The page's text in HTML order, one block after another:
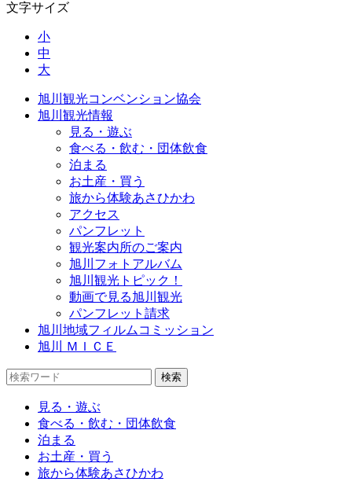
文字サイズ
小
中
大
旭川観光コンベンション協会
旭川観光情報
見る・遊ぶ
食べる・飲む・団体飲食
泊まる
お土産・買う
旅から体験あさひかわ
アクセス
パンフレット
観光案内所のご案内
旭川フォトアルバム
旭川観光トピック！
動画で見る旭川観光
パンフレット請求
旭川地域フィルムコミッション
旭川 ＭＩＣＥ
見る・遊ぶ
食べる・飲む・団体飲食
泊まる
お土産・買う
旅から体験あさひかわ